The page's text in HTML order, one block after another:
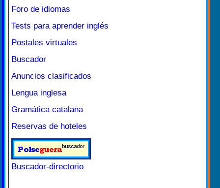
Foro de idiomas
Tests para aprender inglés
Postales virtuales
Buscador
Anuncios clasificados
Lengua inglesa
Gramática catalana
Reservas de hoteles
Buscador-directorio